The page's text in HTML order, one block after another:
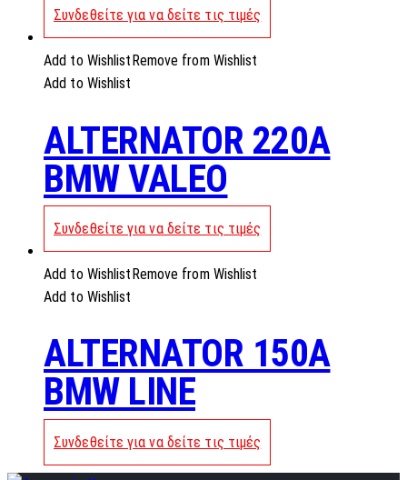
Συνδεθείτε για να δείτε τις τιμές
Add to Wishlist Remove from Wishlist
Add to Wishlist
ALTERNATOR 220A
BMW VALEO
Συνδεθείτε για να δείτε τις τιμές
Add to Wishlist Remove from Wishlist
Add to Wishlist
ALTERNATOR 150A
BMW LINE
Συνδεθείτε για να δείτε τις τιμές